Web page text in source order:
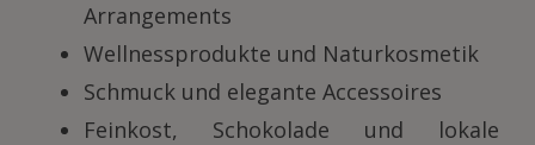
Arrangements
Wellnessprodukte und Naturkosmetik
Schmuck und elegante Accessoires
Feinkost, Schokolade und lokale